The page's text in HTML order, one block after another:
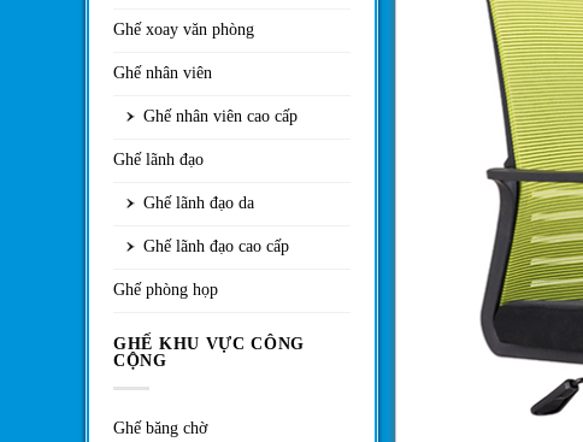
Ghế xoay văn phòng
Ghế nhân viên
Ghế nhân viên cao cấp
Ghế lãnh đạo
Ghế lãnh đạo da
Ghế lãnh đạo cao cấp
Ghế phòng họp
GHẾ KHU VỰC CÔNG
CỘNG
Ghế băng chờ